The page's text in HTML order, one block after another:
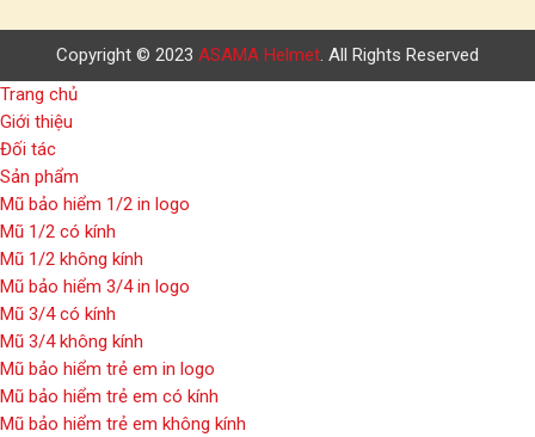
Copyright © 2023 ASAMA Helmet. All Rights Reserved
Trang chủ
Giới thiệu
Đối tác
Sản phẩm
Mũ bảo hiểm 1/2 in logo
Mũ 1/2 có kính
Mũ 1/2 không kính
Mũ bảo hiểm 3/4 in logo
Mũ 3/4 có kính
Mũ 3/4 không kính
Mũ bảo hiểm trẻ em in logo
Mũ bảo hiểm trẻ em có kính
Mũ bảo hiểm trẻ em không kính